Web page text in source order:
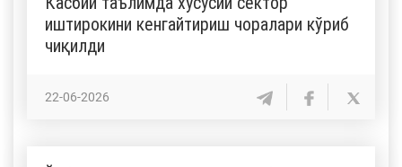
иштирокини кенгайтириш чоралари кўриб
чиқилди
22-06-2026